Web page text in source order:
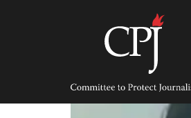
Committee
Protect
Journalists